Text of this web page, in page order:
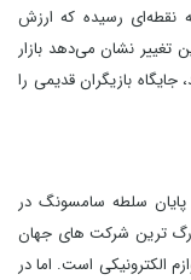
نقطه‌ای رسیده که ارزش
تغییر نشان می‌دهد بازار
بازیگران قدیمی را
سلطه سامسونگ در
ترین شرکت‌ های جهان
الکترونیکی است. اما در